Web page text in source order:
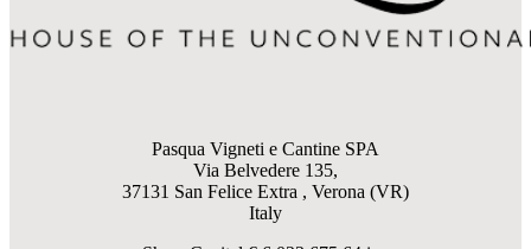
Pasqua Vigneti e Cantine SPA
Via Belvedere 135,
37131 San Felice Extra , Verona (VR)
Italy